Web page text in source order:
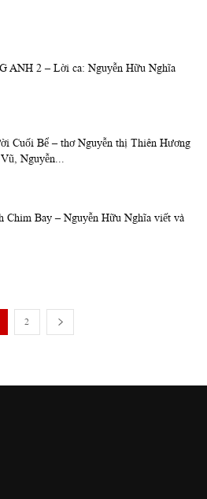
ANH 2 – Lời ca: Nguyễn Hữu Nghĩa
Cuối Bể – thơ Nguyễn thị Thiên Hương
Nguyễn...
Chim Bay – Nguyễn Hữu Nghĩa viết và
2